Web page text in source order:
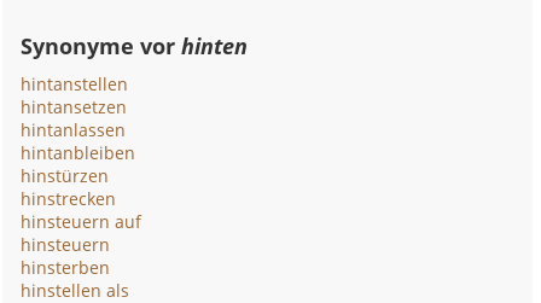
Synonyme vorhinten
hintanstellen
hintansetzen
hintanlassen
hintanbleiben
hinstürzen
hinstrecken
hinsteuern auf
hinsteuern
hinsterben
hinstellen als